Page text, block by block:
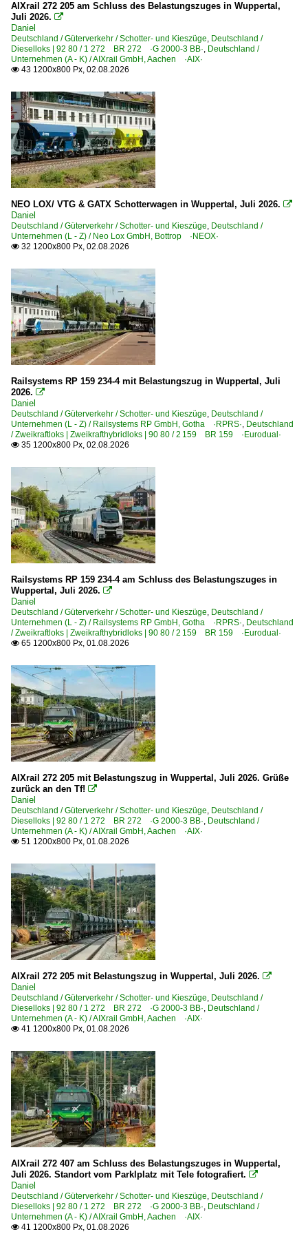
BR 28 · E 186 ·Traxx MS2e, 7 186·
Dänemark
DB Schenker Rail Scandinavia A/S ·RSC·
Deutschland
Bahndienstfahrzeuge
Bahndienstfahrzeuge | Triebfahrzeuge
1 212 BR 212 V 100.20
1 225 BR 225 Umbau BR 215
1 233 BR 233.4 'Ludmilla'
1 293 BR 293 · BR 710.9 DR V 100
Bahnhöfe (A - E)
Angersdorf
Aulendorf
Berlin Schönefeld Flughafen
Bochum Hbf ·EBO·
Bullay (DB) Umweltbahnhof
Cottbus (Chóśebuz)
Darmstadt Hbf ·FD·
Dedensen-Gümmer
Donaueschingen
Dresden (sonstige)
Bahnhöfe (F - K)
Hagenow
Hamburg-Harburg
Hattingen (Ruhr)
Königswinter
Kronach
Bahnhöfe (L - Q)
Lübeck Hbf ·AL·
Ludwigsburg
Magdeburg Hbf ·LM·
Meinerzhagen
Müllheim (Baden)
München-Heimeranplatz
Rheine
Röblingen am See
Sonneberg
Teutschenthal
Wuppertal Hbf ·KW·
Zscherben
Bahnhöfe (stillgelegt)
Bahntechnische Anlagen und Kunstbauten
2011
2012
2013
2014
2016
2017
2018
2019
2021
2023
2024
2025
2026
AIXrail 272 205 am Schluss des Belastungszuges in Wuppertal,
Juli 2026. 
Daniel
Deutschland / Güterverkehr / Schotter- und Kieszüge, Deutschland /
Dieselloks | 92 80 / 1 272 BR 272 ·G 2000-3 BB·, Deutschland /
Unternehmen (A - K) / AIXrail GmbH, Aachen ·AIX·
 43 1200x800 Px, 02.08.2026
NEO LOX/ VTG & GATX Schotterwagen in Wuppertal, Juli 2026. 
Daniel
Deutschland / Güterverkehr / Schotter- und Kieszüge, Deutschland /
Unternehmen (L - Z) / Neo Lox GmbH, Bottrop ·NEOX·
 32 1200x800 Px, 02.08.2026
Railsystems RP 159 234-4 mit Belastungszug in Wuppertal, Juli
2026. 
Daniel
Deutschland / Güterverkehr / Schotter- und Kieszüge, Deutschland /
Unternehmen (L - Z) / Railsystems RP GmbH, Gotha ·RPRS·, Deutschland
/ Zweikraftloks | Zweikrafthybridloks | 90 80 / 2 159 BR 159 ·Eurodual·
 35 1200x800 Px, 02.08.2026
Railsystems RP 159 234-4 am Schluss des Belastungszuges in
Wuppertal, Juli 2026. 
Daniel
Deutschland / Güterverkehr / Schotter- und Kieszüge, Deutschland /
Unternehmen (L - Z) / Railsystems RP GmbH, Gotha ·RPRS·, Deutschland
/ Zweikraftloks | Zweikrafthybridloks | 90 80 / 2 159 BR 159 ·Eurodual·
 65 1200x800 Px, 01.08.2026
AIXrail 272 205 mit Belastungszug in Wuppertal, Juli 2026. Grüße
zurück an den Tf! 
Daniel
Deutschland / Güterverkehr / Schotter- und Kieszüge, Deutschland /
Dieselloks | 92 80 / 1 272 BR 272 ·G 2000-3 BB·, Deutschland /
Unternehmen (A - K) / AIXrail GmbH, Aachen ·AIX·
 51 1200x800 Px, 01.08.2026
AIXrail 272 205 mit Belastungszug in Wuppertal, Juli 2026. 
Daniel
Deutschland / Güterverkehr / Schotter- und Kieszüge, Deutschland /
Dieselloks | 92 80 / 1 272 BR 272 ·G 2000-3 BB·, Deutschland /
Unternehmen (A - K) / AIXrail GmbH, Aachen ·AIX·
 41 1200x800 Px, 01.08.2026
AIXrail 272 407 am Schluss des Belastungszuges in Wuppertal,
Juli 2026. Standort vom Parklplatz mit Tele fotografiert. 
Daniel
Deutschland / Güterverkehr / Schotter- und Kieszüge, Deutschland /
Dieselloks | 92 80 / 1 272 BR 272 ·G 2000-3 BB·, Deutschland /
Unternehmen (A - K) / AIXrail GmbH, Aachen ·AIX·
 41 1200x800 Px, 01.08.2026